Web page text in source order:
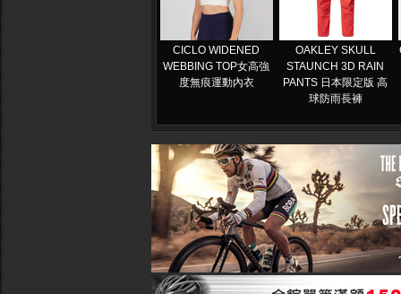
CICLO WIDENED
WEBBING TOP女高強
度無痕運動內衣
OAKLEY SKULL
STAUNCH 3D RAIN
PANTS 日本限定版 高
球防雨長褲